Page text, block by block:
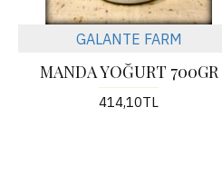
GALANTE FARM
MANDA YOĞURT 700GR
414,10TL